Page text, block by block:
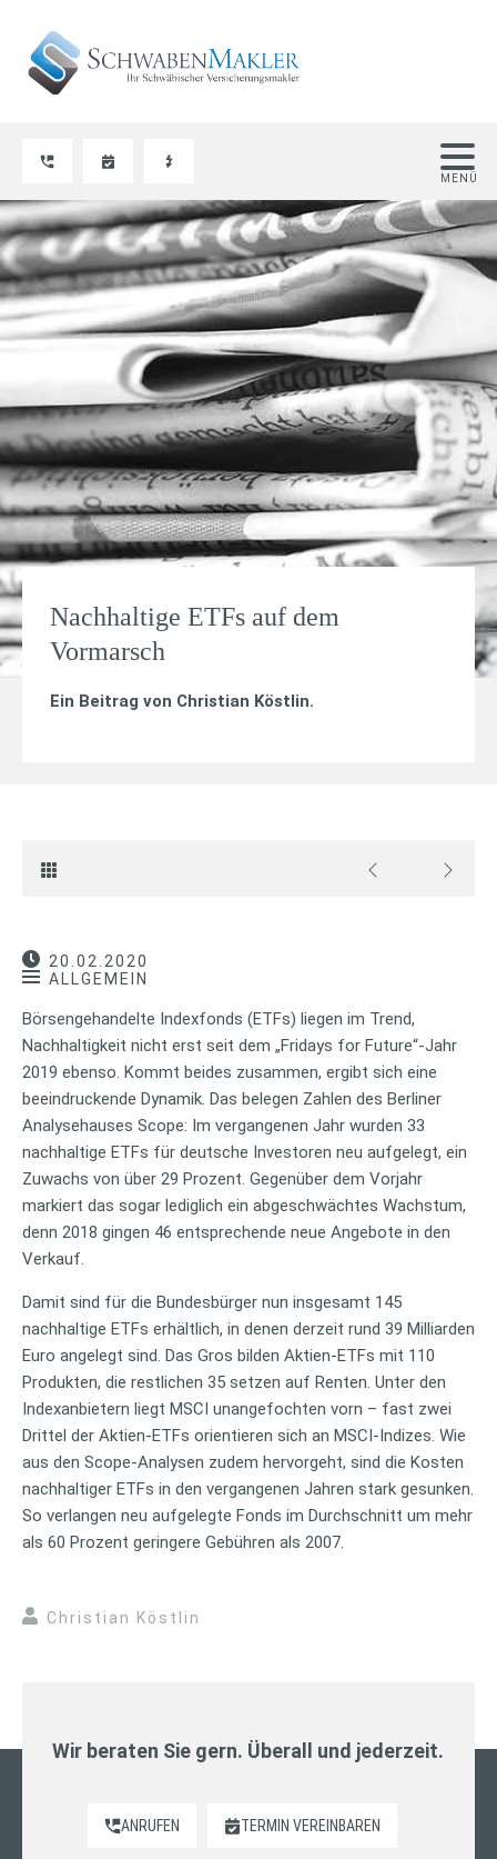
Nachhaltige ETFs auf dem
Vormarsch
Ein Beitrag von Christian Köstlin.
20.02.2020
ALLGEMEIN
Börsengehandelte Indexfonds (ETFs) liegen im Trend,
Nachhaltigkeit nicht erst seit dem „Fridays for Future“-Jahr
2019 ebenso. Kommt beides zusammen, ergibt sich eine
beeindruckende Dynamik. Das belegen Zahlen des Berliner
Analysehauses Scope: Im vergangenen Jahr wurden 33
nachhaltige ETFs für deutsche Investoren neu aufgelegt, ein
Zuwachs von über 29 Prozent. Gegenüber dem Vorjahr
markiert das sogar lediglich ein abgeschwächtes Wachstum,
denn 2018 gingen 46 entsprechende neue Angebote in den
Verkauf.
Damit sind für die Bundesbürger nun insgesamt 145
nachhaltige ETFs erhältlich, in denen derzeit rund 39 Milliarden
Euro angelegt sind. Das Gros bilden Aktien-ETFs mit 110
Produkten, die restlichen 35 setzen auf Renten. Unter den
Indexanbietern liegt MSCI unangefochten vorn – fast zwei
Drittel der Aktien-ETFs orientieren sich an MSCI-Indizes. Wie
aus den Scope-Analysen zudem hervorgeht, sind die Kosten
nachhaltiger ETFs in den vergangenen Jahren stark gesunken.
So verlangen neu aufgelegte Fonds im Durchschnitt um mehr
als 60 Prozent geringere Gebühren als 2007.
Christian Köstlin
Wir beraten Sie gern. Überall und jederzeit.
ANRUFEN TERMIN VEREINBAREN